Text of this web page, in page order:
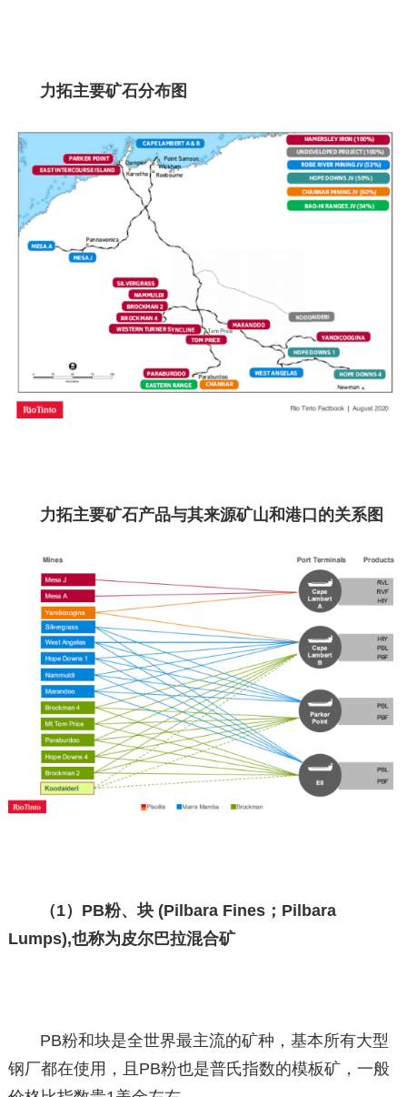
力拓主要矿石分布图
力拓主要矿石产品与其来源矿山和港口的关系图
（1）PB粉、块 (Pilbara Fines；Pilbara
Lumps),也称为皮尔巴拉混合矿
PB粉和块是全世界最主流的矿种，基本所有大型
钢厂都在使用，且PB粉也是普氏指数的模板矿，一般